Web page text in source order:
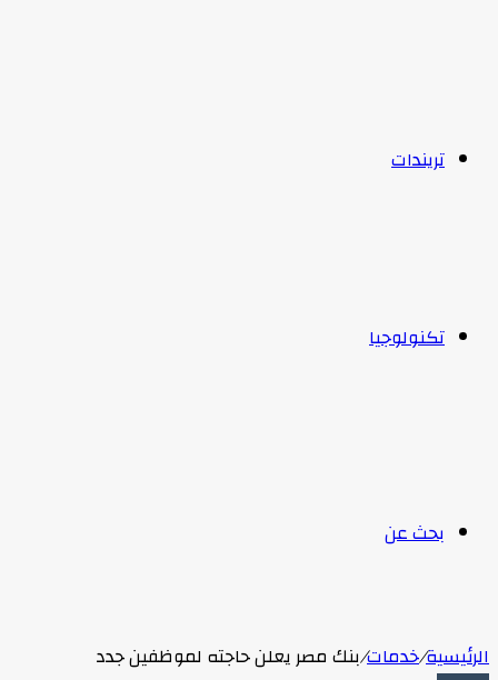
تريندات
تكنولوجيا
بحث عن
الرئيسية/خدمات/بنك مصر يعلن حاجته لموظفين جدد